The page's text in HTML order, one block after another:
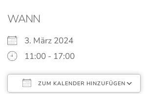
WANN
3. März 2024
11:00 - 17:00
ZUM KALENDER HINZUFÜGEN